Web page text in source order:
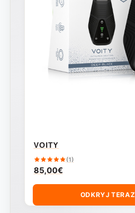
VOITY
(1)
85,00€
ODKRYJ TERAZ